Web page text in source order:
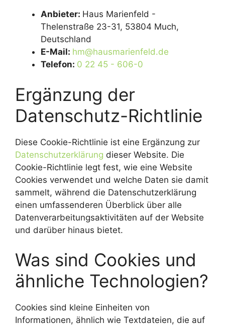
Anbieter: Haus Marienfeld -
Thelenstraße 23-31, 53804 Much,
Deutschland
E-Mail: hm@hausmarienfeld.de
Telefon: 0 22 45 - 606-0
Ergänzung der
Datenschutz-Richtlinie
Diese Cookie-Richtlinie ist eine Ergänzung zur
Datenschutzerklärung dieser Website. Die
Cookie-Richtlinie legt fest, wie eine Website
Cookies verwendet und welche Daten sie damit
sammelt, während die Datenschutzerklärung
einen umfassenderen Überblick über alle
Datenverarbeitungsaktivitäten auf der Website
und darüber hinaus bietet.
Was sind Cookies und
ähnliche Technologien?
Cookies sind kleine Einheiten von
Informationen, ähnlich wie Textdateien, die auf